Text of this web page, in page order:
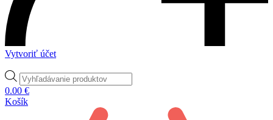
Vytvoriť účet
Products
search
0.00 €
Košík